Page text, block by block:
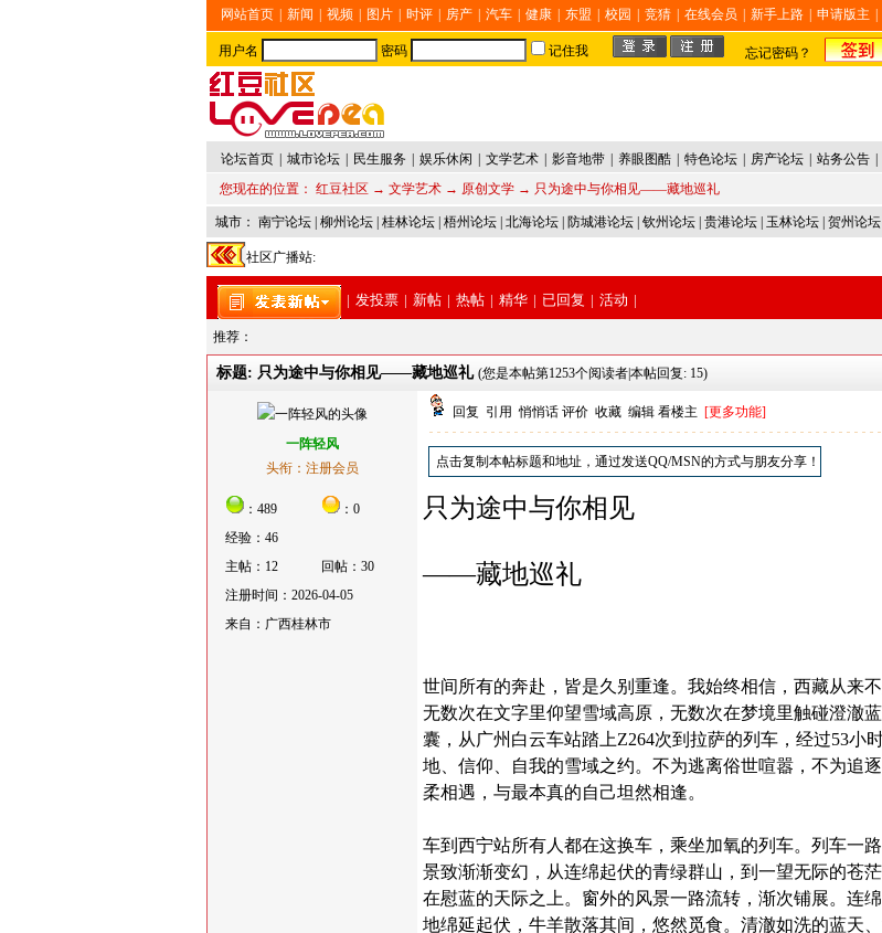
网站首页 新闻 视频 图片 时评 房产 汽车 健康 东盟 校园 竞猜 在线会员 新手上路 申请版主
用户名 密码 记住我 忘记密码？
论坛首页 城市论坛 民生服务 娱乐休闲 文学艺术 影音地带 养眼图酷 特色论坛 房产论坛 站务公告
您现在的位置： 红豆社区 → 文学艺术 → 原创文学 → 只为途中与你相见——藏地巡礼
城市： 南宁论坛 柳州论坛 桂林论坛 梧州论坛 北海论坛 防城港论坛 钦州论坛 贵港论坛 玉林论坛 贺州论坛
社区广播站:
| 发投票 | 新帖 | 热帖 | 精华 | 已回复 | 活动 |
推荐：
标题: 只为途中与你相见——藏地巡礼 (您是本帖第1253个阅读者|本帖回复: 15)
一阵轻风
头衔：注册会员
：489
：0
经验：46
主帖：12
回帖：30
注册时间：2026-04-05
来自：广西桂林市
回复 引用 悄悄话 评价 收藏 编辑 看楼主 [更多功能]
点击复制本帖标题和地址，通过发送QQ/MSN的方式与朋友分享！
只为途中与你相见
——藏地巡礼
世间所有的奔赴，皆是久别重逢。我始终相信，西藏从来
无数次在文字里仰望雪域高原，无数次在梦境里触碰澄澈
囊，从广州白云车站踏上Z264次到拉萨的列车，经过53小
地、信仰、自我的雪域之约。不为逃离俗世喧嚣，不为追
柔相遇，与最本真的自己坦然相逢。
车到西宁站所有人都在这换车，乘坐加氧的列车。列车一
景致渐渐变幻，从连绵起伏的青绿群山，到一望无际的苍
在慰蓝的天际之上。窗外的风景一路流转，渐次铺展。连
地绵延起伏，牛羊散落其间，悠然觅食。清澈如洗的蓝天